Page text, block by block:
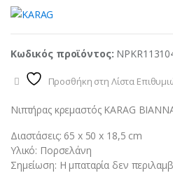
Κωδικός προϊόντος:
Προσθήκη στη Λίστα
Νιπτήρας κρεμαστός KARAG
Διαστάσεις: 65 x 50 x 18,5 cm
Υλικό: Πορσελάνη
Σημείωση: Η μπαταρία δεν